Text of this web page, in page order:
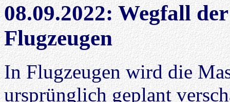
08.09.2022: Wegfall
Flugzeugen
In Flugzeugen wird die
ursprünglich geplant